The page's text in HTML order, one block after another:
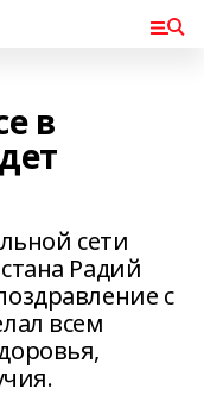
в
сети
Радий
с
всем